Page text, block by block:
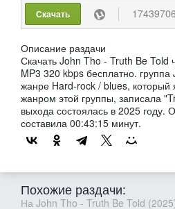
Скачать
Описание раздачи
Скачать John Tho - Truth Be Told
MP3 320 kbps бесплатно.
жанре Hard-rock / blues, который
жанром этой группы, записала
выхода состоялась в 2025
составила 00:43:15 минут.
Похожие раздачи:
На John Tho - Truth Be Told